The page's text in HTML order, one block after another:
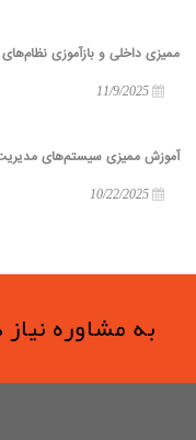
ممیزی داخلی و بازآموزی
آموزش ممیزی سیستم‌های مدیریت
به مشاوره